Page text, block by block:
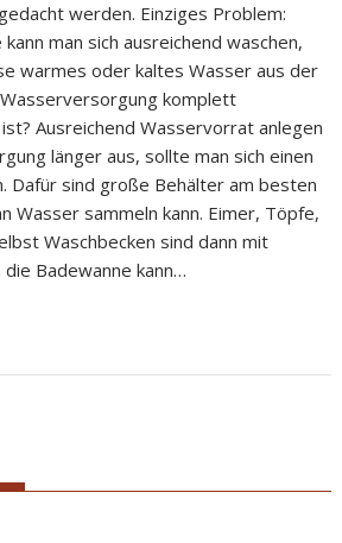
werden. Einziges Problem:
man sich ausreichend waschen,
warmes oder kaltes Wasser aus der
komplett
Ausreichend Wasservorrat anlegen
länger aus, sollte man sich einen
Dafür sind große Behälter am besten
Wasser sammeln kann. Eimer, Töpfe,
Waschbecken sind dann mit
die Badewanne kann…